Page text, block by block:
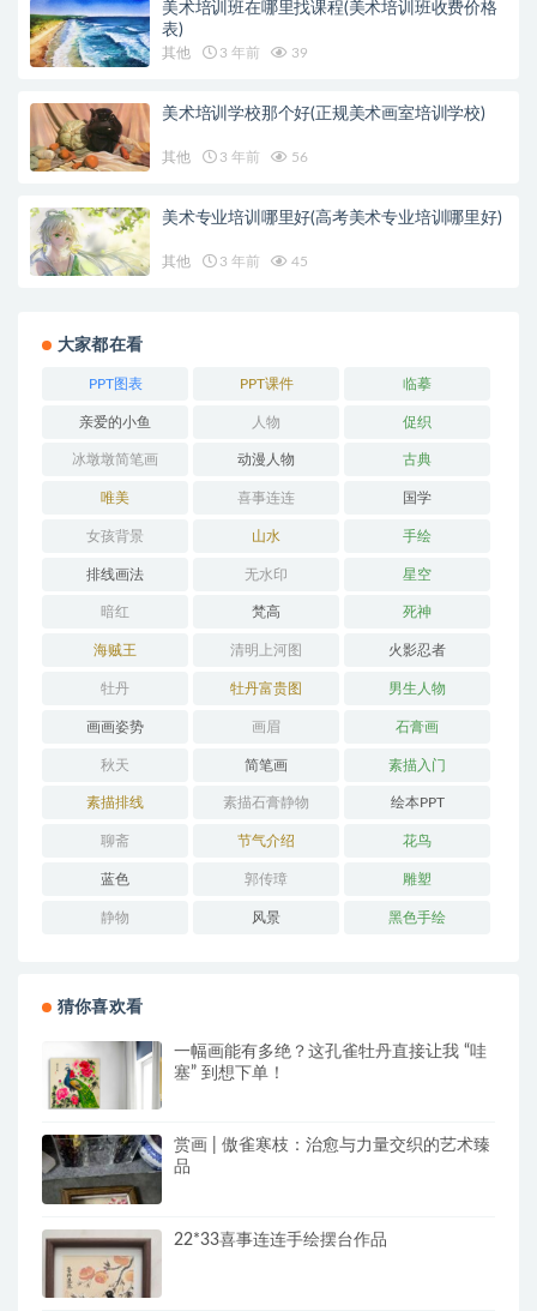
美术培训班在哪里找课程(美术培训班收费价格
表)
其他 3 年前 39
美术培训学校那个好(正规美术画室培训学校)
其他 3 年前 56
美术专业培训哪里好(高考美术专业培训哪里好)
其他 3 年前 45
大家都在看
PPT图表 PPT课件 临摹
亲爱的小鱼 人物 促织
冰墩墩简笔画 动漫人物 古典
唯美 喜事连连 国学
女孩背景 山水 手绘
排线画法 无水印 星空
暗红 梵高 死神
海贼王 清明上河图 火影忍者
牡丹 牡丹富贵图 男生人物
画画姿势 画眉 石膏画
秋天 简笔画 素描入门
素描排线 素描石膏静物 绘本PPT
聊斋 节气介绍 花鸟
蓝色 郭传璋 雕塑
静物 风景 黑色手绘
猜你喜欢看
一幅画能有多绝？这孔雀牡丹直接让我 “哇
塞” 到想下单！
赏画 | 傲雀寒枝：治愈与力量交织的艺术臻
品
22*33喜事连连手绘摆台作品